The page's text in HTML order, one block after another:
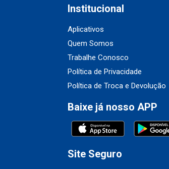
Institucional
Aplicativos
Quem Somos
Trabalhe Conosco
Política de Privacidade
Política de Troca e Devolução
Baixe já nosso APP
Site Seguro